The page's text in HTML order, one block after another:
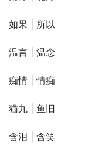
如果 | 所以
温言 | 温念
痴情 | 情痴
猫九 | 鱼旧
含泪 | 含笑